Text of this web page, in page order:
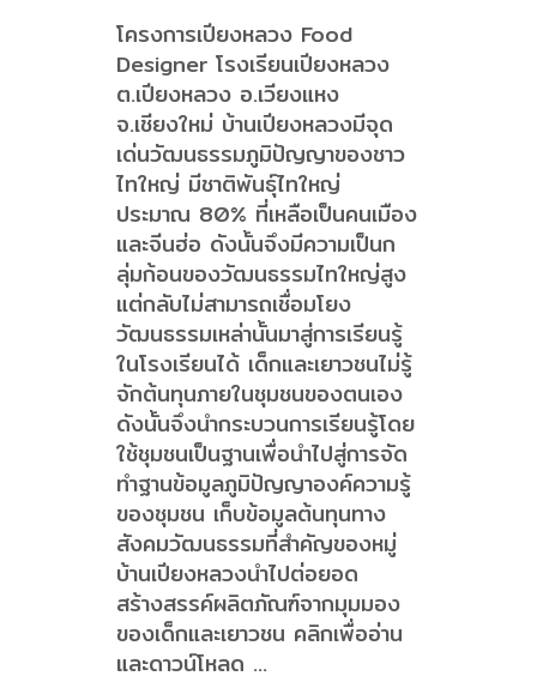
โครงการเปียงหลวง Food
Designer โรงเรียนเปียงหลวง
ต.เปียงหลวง อ.เวียงแหง
จ.เชียงใหม่ บ้านเปียงหลวงมีจุด
เด่นวัฒนธรรมภูมิปัญญาของชาว
ไทใหญ่ มีชาติพันธุ์ไทใหญ่
ประมาณ 80% ที่เหลือเป็นคนเมือง
และจีนฮ่อ ดังนั้นจึงมีความเป็นก
ลุ่มก้อนของวัฒนธรรมไทใหญ่สูง
แต่กลับไม่สามารถเชื่อมโยง
วัฒนธรรมเหล่านั้นมาสู่การเรียนรู้
ในโรงเรียนได้ เด็กและเยาวชนไม่รู้
จักต้นทุนภายในชุมชนของตนเอง
ดังนั้นจึงนำกระบวนการเรียนรู้โดย
ใช้ชุมชนเป็นฐานเพื่อนำไปสู่การจัด
ทำฐานข้อมูลภูมิปัญญาองค์ความรู้
ของชุมชน เก็บข้อมูลต้นทุนทาง
สังคมวัฒนธรรมที่สำคัญของหมู่
บ้านเปียงหลวงนำไปต่อยอด
สร้างสรรค์ผลิตภัณฑ์จากมุมมอง
ของเด็กและเยาวชน คลิกเพื่ออ่าน
และดาวน์โหลด ...